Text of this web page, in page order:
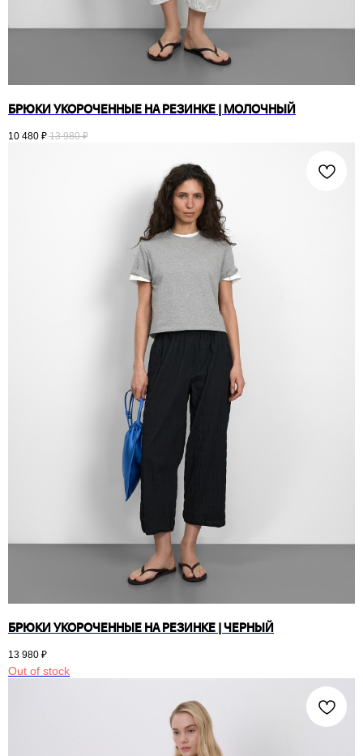
БРЮКИ УКОРОЧЕННЫЕ НА РЕЗИНКЕ | МОЛОЧНЫЙ
10 480 ₽ 13 980 ₽
БРЮКИ УКОРОЧЕННЫЕ НА РЕЗИНКЕ | ЧЕРНЫЙ
13 980 ₽
Out of stock